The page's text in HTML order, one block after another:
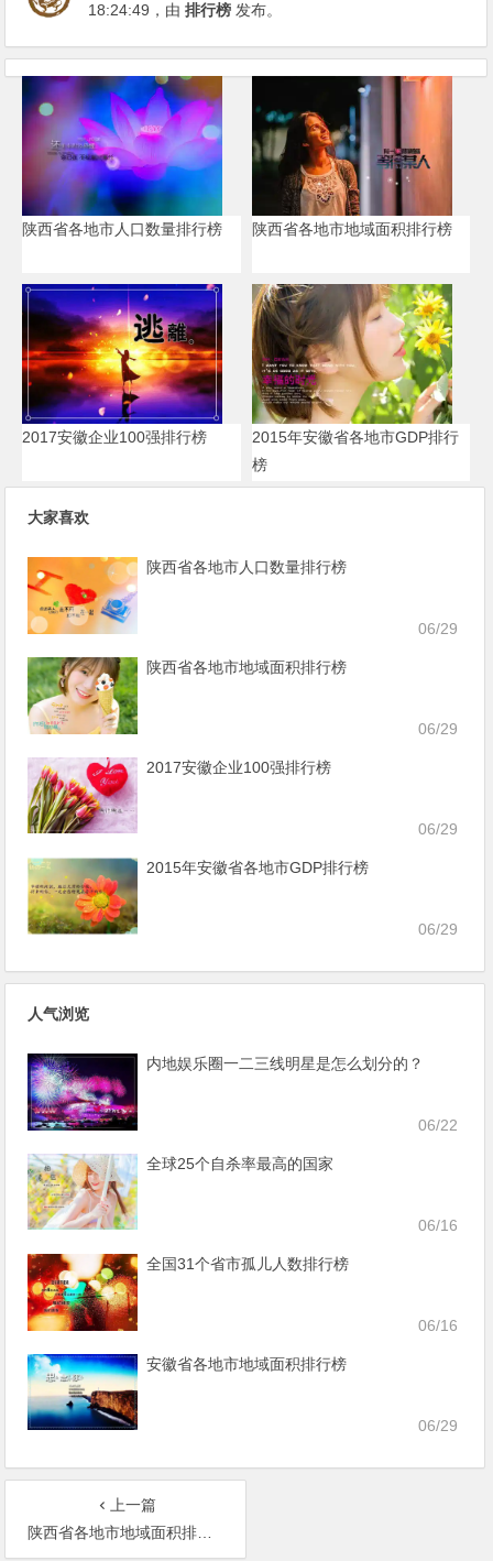
18:24:49 ，由 排行榜 发布。
陕西省各地市人口数量排行榜 陕西省各地市地域面积排行榜
2017安徽企业100强排行榜
2015年安徽省各地市GDP排行
榜
大家喜欢
陕西省各地市人口数量排行榜
06/29
陕西省各地市地域面积排行榜
06/29
2017安徽企业100强排行榜
06/29
2015年安徽省各地市GDP排行榜
06/29
人气浏览
内地娱乐圈一二三线明星是怎么划分的？
06/22
全球25个自杀率最高的国家
06/16
全国31个省市孤儿人数排行榜
06/16
安徽省各地市地域面积排行榜
06/29
上一篇
陕西省各地市地域面积排行榜